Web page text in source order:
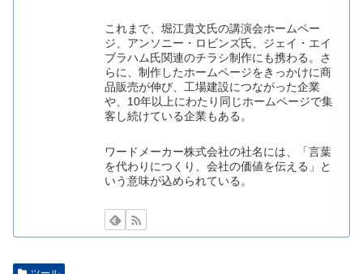
これまで、堀江貴文氏の講演会ホームペー
ジ、アンソニー・ロビンズ氏、ジェイ・エイ
ブラハム氏関連のチラシ制作にも携わる。さ
らに、制作したホームページをきっかけに商
品販売が伸び、工場建設につながった企業
や、10年以上にわたり同じホームページで集
客し続けている企業もある。
ワードメーカー株式会社の社名には、「言葉
を代わりにつくり、会社の価値を伝える」と
いう意味が込められている。